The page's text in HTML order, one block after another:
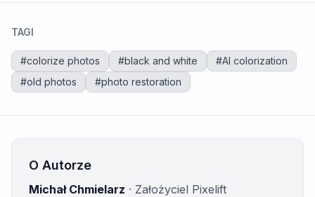
TAGI
#colorize photos #black and white #AI colorization
#old photos #photo restoration
O Autorze
Michał Chmielarz · Założyciel Pixelift